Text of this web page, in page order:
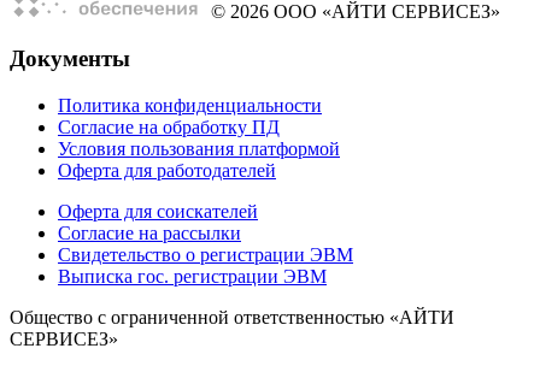
© 2026 ООО «АЙТИ СЕРВИСЕЗ»
Документы
Политика конфиденциальности
Согласие на обработку ПД
Условия пользования платформой
Оферта для работодателей
Оферта для соискателей
Согласие на рассылки
Свидетельство о регистрации ЭВМ
Выписка гос. регистрации ЭВМ
Общество с ограниченной ответственностью «АЙТИ
СЕРВИСЕЗ»